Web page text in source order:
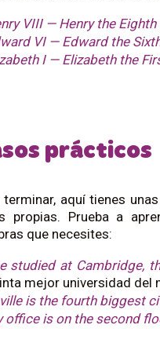
VIII — Henry the Eighth
VI —Edward the
I — Elizabeth the
prácticos
terminar, aquí tienes
propias. Prueba a
que necesites:
studied at Cambridge,
mejor universidad del
is the fourth biggest
office is on the second